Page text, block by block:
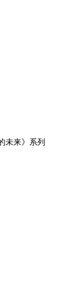
未来》系列